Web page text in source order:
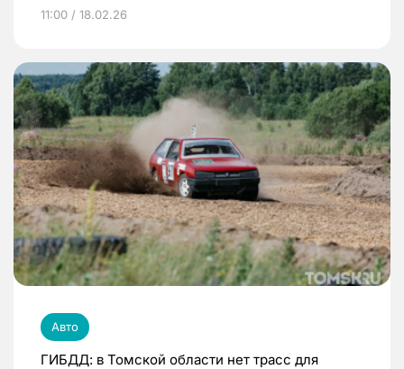
11:00 / 18.02.26
Авто
ГИБДД: в Томской области нет трасс для